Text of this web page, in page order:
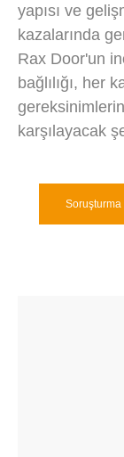
yapısı ve
kazalarında
Rax Door'un
bağlılığı, her
karşılayacak
Soruşturma